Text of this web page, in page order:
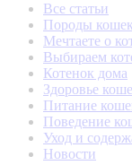
Все статьи
Породы кошек
Мечтаете о
Выбираем
Котенок дома
Здоровье
Питание
Поведение
Уход и
Новости